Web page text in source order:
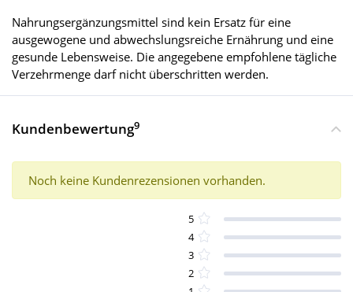
Nahrungsergänzungsmittel sind kein Ersatz für eine
ausgewogene und abwechslungsreiche Ernährung und eine
gesunde Lebensweise. Die angegebene empfohlene tägliche
Verzehrmenge darf nicht überschritten werden.
Kundenbewertung9
Noch keine Kundenrezensionen vorhanden.
5
4
3
2